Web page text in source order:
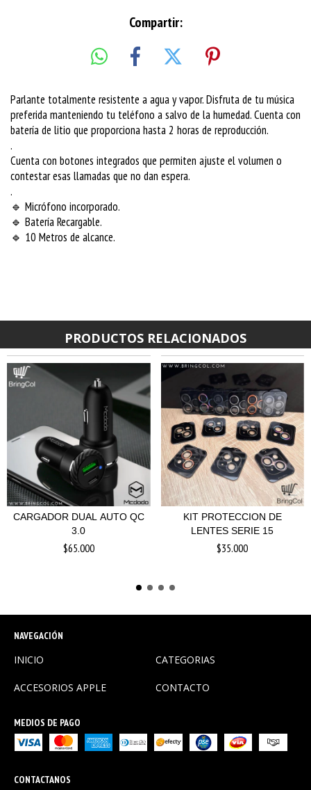
Compartir:
Parlante totalmente resistente a agua y vapor. Disfruta de tu música
preferida manteniendo tu teléfono a salvo de la humedad. Cuenta con
batería de litio que proporciona hasta 2 horas de reproducción.
.
Cuenta con botones integrados que permiten ajuste el volumen o
contestar esas llamadas que no dan espera.
.
🔹 Micrófono incorporado.
🔹 Batería Recargable.
🔹 10 Metros de alcance.
PRODUCTOS RELACIONADOS
CARGADOR DUAL AUTO QC
3.0
$65.000
KIT PROTECCION DE
LENTES SERIE 15
$35.000
NAVEGACIÓN
INICIO CATEGORIAS
ACCESORIOS APPLE CONTACTO
MEDIOS DE PAGO
CONTACTANOS